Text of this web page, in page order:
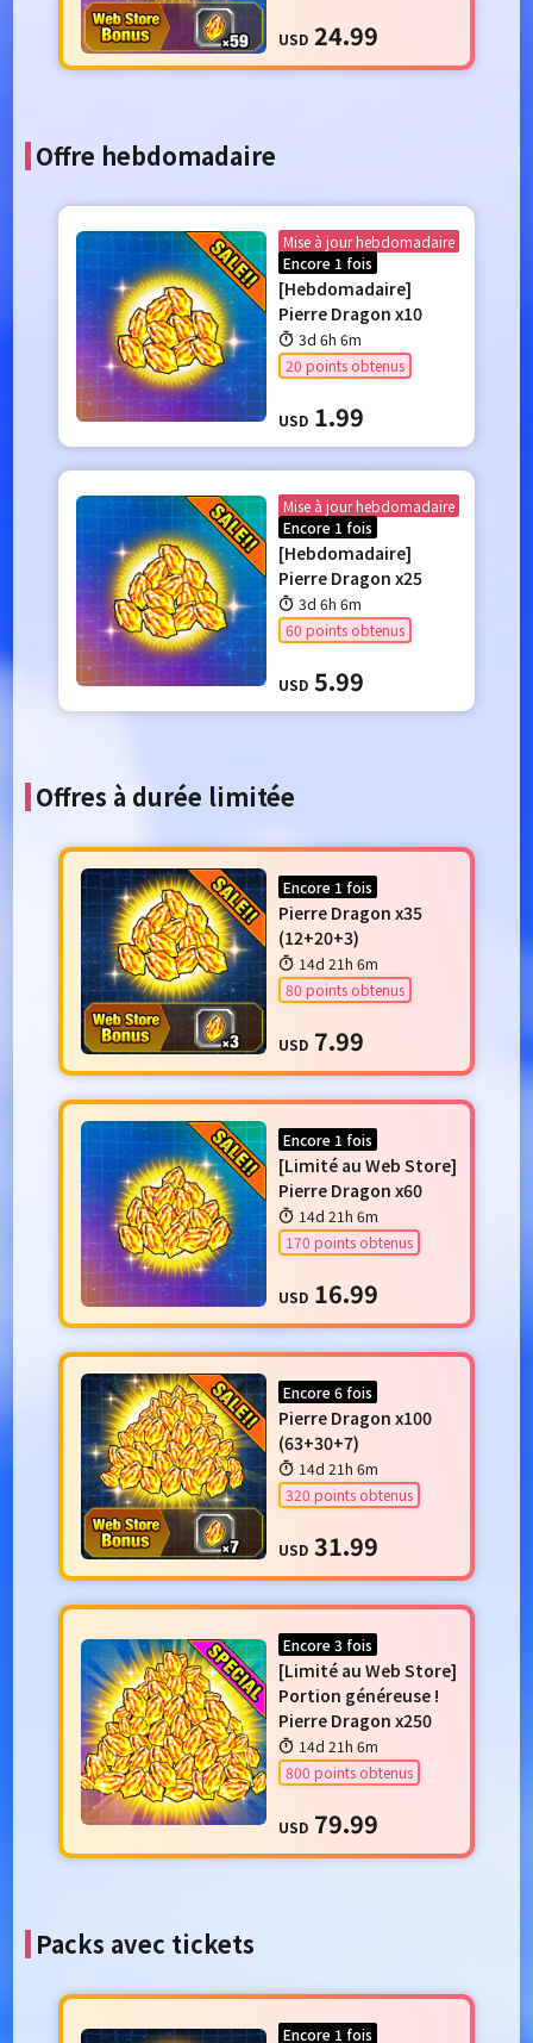
USD 24.99
Offre hebdomadaire
Mise à jour hebdomadaire
Encore 1 fois
[Hebdomadaire]
Pierre Dragon x10
3d 6h 6m
20 points obtenus
USD 1.99
Mise à jour hebdomadaire
Encore 1 fois
[Hebdomadaire]
Pierre Dragon x25
3d 6h 6m
60 points obtenus
USD 5.99
Offres à durée limitée
Encore 1 fois
Pierre Dragon x35
(12+20+3)
14d 21h 6m
80 points obtenus
USD 7.99
Encore 1 fois
[Limité au Web Store]
Pierre Dragon x60
14d 21h 6m
170 points obtenus
USD 16.99
Encore 6 fois
Pierre Dragon x100
(63+30+7)
14d 21h 6m
320 points obtenus
USD 31.99
Encore 3 fois
[Limité au Web Store]
Portion généreuse !
Pierre Dragon x250
14d 21h 6m
800 points obtenus
USD 79.99
Packs avec tickets
Encore 1 fois